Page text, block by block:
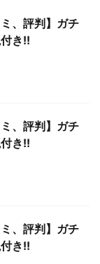
、評判】ガチ
き!!
、評判】ガチ
き!!
、評判】ガチ
き!!